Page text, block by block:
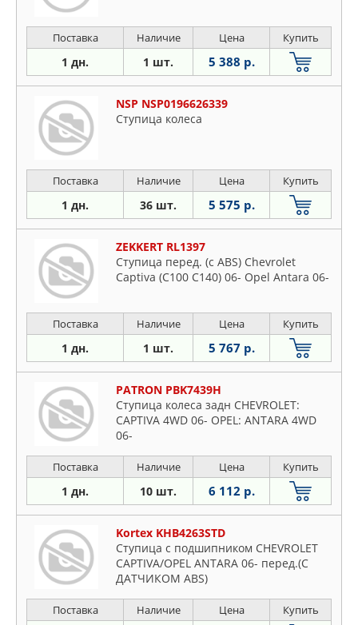
Поставка Наличие Цена Купить
1 дн. 1 шт. 5 388 р.
NSP NSP0196626339
Ступица колеса
Поставка Наличие Цена Купить
1 дн. 36 шт. 5 575 р.
ZEKKERT RL1397
Ступица перед. (с ABS) Chevrolet
Captiva (C100 C140) 06- Opel Antara 06-
Поставка Наличие Цена Купить
1 дн. 1 шт. 5 767 р.
PATRON PBK7439H
Ступица колеса задн CHEVROLET:
CAPTIVA 4WD 06- OPEL: ANTARA 4WD
06-
Поставка Наличие Цена Купить
1 дн. 10 шт. 6 112 р.
Kortex KHB4263STD
Ступица с подшипником CHEVROLET
CAPTIVA/OPEL ANTARA 06- перед.(С
ДАТЧИКОМ ABS)
Поставка Наличие Цена Купить